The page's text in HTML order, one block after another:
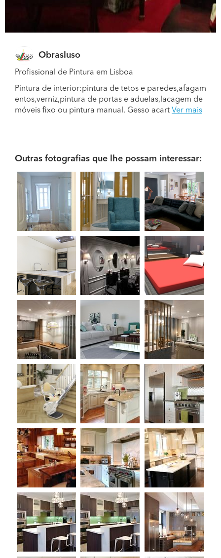
Obrasluso
Profissional de Pintura em Lisboa
Pintura de interior:pintura de tetos e paredes,afagam
entos,verniz,pintura de portas e aduelas,lacagem de
móveis fixo ou pintura manual. Gesso acart Ver mais
Outras fotografias que lhe possam interessar: